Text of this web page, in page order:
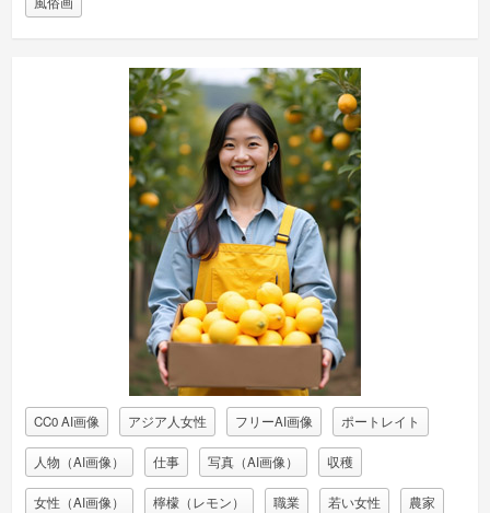
CC0 AI画像 アジア人女性 フリーAI画像 ポートレイト
人物（AI画像） 仕事 写真（AI画像） 収穫
女性（AI画像） 檸檬（レモン） 職業 若い女性 農家